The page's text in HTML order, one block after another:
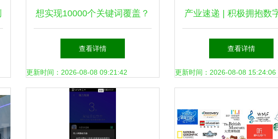
想实现10000个关键词覆盖？
你必须掌握的数字文化创意内
容策略
查看详情
更新时间：2026-08-08 09:21:42
产业速递 | 积极拥抱数
型，文化产业解码线上
查看详情
更新时间：2026-08-08 15:24:06